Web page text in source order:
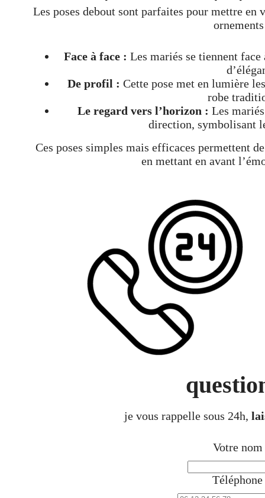
Les poses debout sont parfaites pour mettre
Face à face : Les mariés se tiennent
De profil : Cette pose met en lumière
robe
Le regard vers l’horizon : Les
direction, symbolisant
Ces poses simples mais efficaces permettent
en mettant en avant
je vous rappelle sous 24h,
Votre nom
Téléphone